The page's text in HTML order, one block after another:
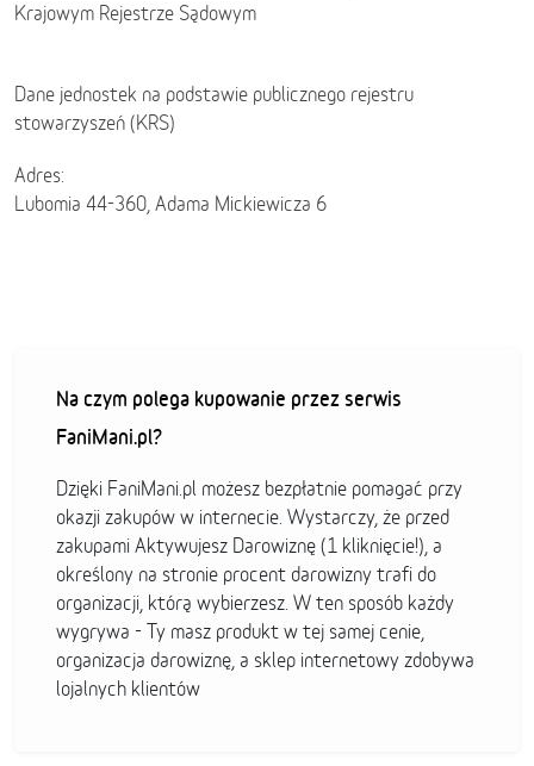
Krajowym Rejestrze Sądowym
Dane jednostek na podstawie publicznego rejestru
stowarzyszeń (KRS)
Adres:
Lubomia 44-360, Adama Mickiewicza 6
Na czym polega kupowanie przez serwis
FaniMani.pl?
Dzięki FaniMani.pl możesz bezpłatnie pomagać przy
okazji zakupów w internecie. Wystarczy, że przed
zakupami Aktywujesz Darowiznę (1 kliknięcie!), a
określony na stronie procent darowizny trafi do
organizacji, którą wybierzesz. W ten sposób każdy
wygrywa - Ty masz produkt w tej samej cenie,
organizacja darowiznę, a sklep internetowy zdobywa
lojalnych klientów